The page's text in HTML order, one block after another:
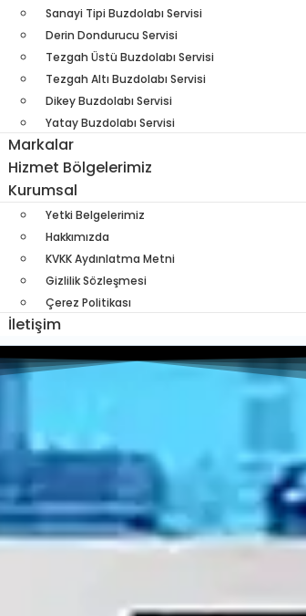
Sanayi Tipi Buzdolabı Servisi
Derin Dondurucu Servisi
Tezgah Üstü Buzdolabı Servisi
Tezgah Altı Buzdolabı Servisi
Dikey Buzdolabı Servisi
Yatay Buzdolabı Servisi
Markalar
Hizmet Bölgelerimiz
Kurumsal
Yetki Belgelerimiz
Hakkımızda
KVKK Aydınlatma Metni
Gizlilik Sözleşmesi
Çerez Politikası
İletişim